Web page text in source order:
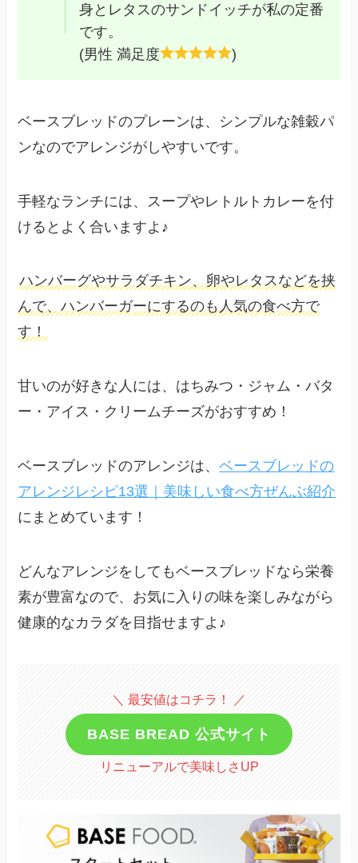
身とレタスのサンドイッチが私の定番
です。
(男性 満足度
)
ベースブレッドのプレーンは、シンプルな雑穀パ
ンなのでアレンジがしやすいです。
手軽なランチには、スープやレトルトカレーを付
けるとよく合いますよ♪
ハンバーグやサラダチキン、卵やレタスなどを挟
んで、ハンバーガーにするのも人気の食べ方で
す！
甘いのが好きな人には、はちみつ・ジャム・バタ
ー・アイス・クリームチーズがおすすめ！
ベースブレッドのアレンジは、ベースブレッドの
アレンジレシピ13選｜美味しい食べ方ぜんぶ紹介
にまとめています！
どんなアレンジをしてもベースブレッドなら栄養
素が豊富なので、お気に入りの味を楽しみながら
健康的なカラダを目指せますよ♪
＼ 最安値はコチラ！ ／
BASE BREAD 公式サイト
リニューアルで美味しさUP